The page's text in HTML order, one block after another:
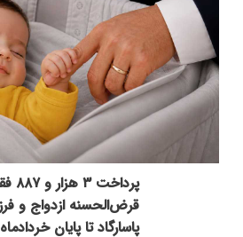
قرض‌الحسنه ازدواج و
پاسارگاد تا پایان خردادماه